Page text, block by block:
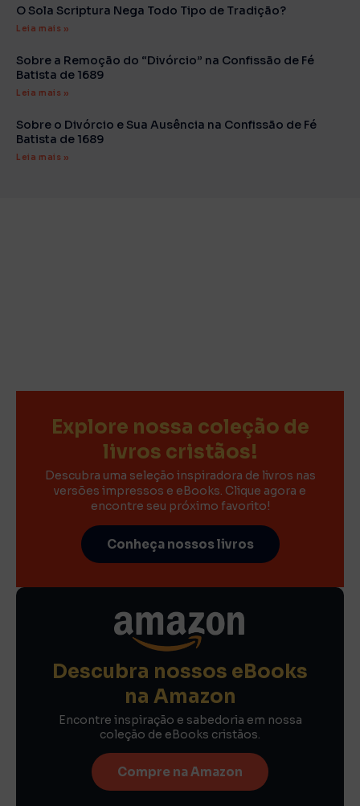
O Sola Scriptura Nega Todo Tipo de Tradição?
Leia mais »
Sobre a Remoção do “Divórcio” na Confissão de Fé
Batista de 1689
Leia mais »
Sobre o Divórcio e Sua Ausência na Confissão de Fé
Batista de 1689
Leia mais »
Explore nossa coleção de
livros cristãos!
Descubra uma seleção inspiradora de livros nas
versões impressos e eBooks. Clique agora e
encontre seu próximo favorito!
Conheça nossos livros
Descubra nossos eBooks
na Amazon
Encontre inspiração e sabedoria em nossa
coleção de eBooks cristãos.
Compre na Amazon